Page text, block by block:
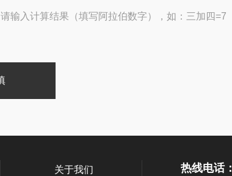
请输入计算结果（填写阿拉伯数字），如：三加四=7
热线电话：
关于我们